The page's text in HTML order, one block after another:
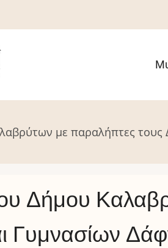
με παραλήπτες τους
Δήμου
Γυμνασίων